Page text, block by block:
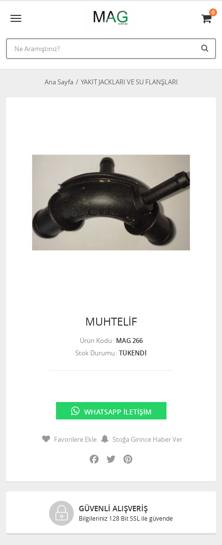
0
Ana Sayfa YAKIT JACKLARI VE SU FLANŞLARI
MUHTELİF
Ürün Kodu MAG 266
Stok Durumu TÜKENDİ
WHATSAPP İLETIŞIM
Favorilere Ekle
Stoğa Girince Haber Ver
Facebook
Twitter
GÜVENLI ALIŞVERIŞ
Bilgileriniz 128 Bit SSL ile güvende